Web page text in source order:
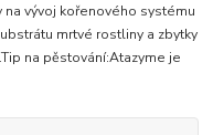
vývoj kořenového systému
mrtvé rostliny a zbytky
na pěstování:Atazyme je